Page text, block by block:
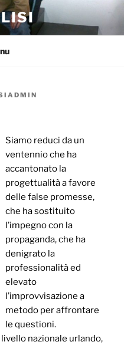
Siamo reduci da un
ventennio che ha
accantonato la
progettualità a favore
delle false promesse,
che ha sostituito
l’impegno con la
propaganda, che ha
denigrato la
professionalità ed
elevato
l’improvvisazione a
metodo per affrontare
le questioni.
nazionale urlando,